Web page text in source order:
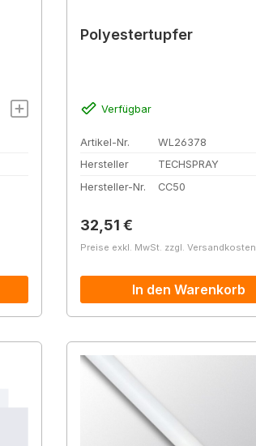
Polyestertupfer
Verfügbar
Artikel-Nr.
WL26378
Hersteller
TECHSPRAY
Hersteller-Nr.
CC50
Regulärer Preis:
32,51 €
Preise exkl. MwSt. zzgl. Versandkosten
In den Warenkorb